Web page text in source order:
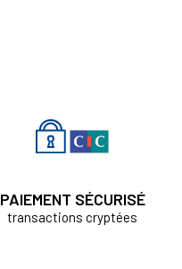
PAIEMENT SÉCURISÉ
transactions cryptées